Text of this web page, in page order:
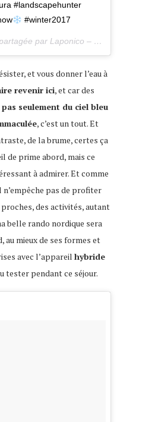
#landscapehunter
#winter2017
Une publication partagée par Laponico – Lifestyle & Outdoor (@laponico) le
et vous donner l’eau à
revenir ici, et car des
pas seulement du ciel bleu
, c’est un tout. Et
de la brume, certes ça
de prime abord, mais ce
à admirer. Et comme
n’empêche pas de profiter
proches, des activités, autant
belle rando nordique sera
au mieux de ses formes et
avec l’appareil hybride
tester pendant ce séjour.